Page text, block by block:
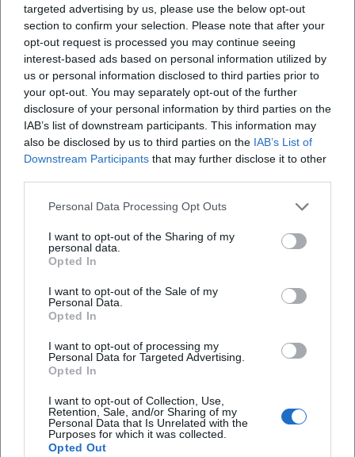
targeted advertising by us, please use the below opt-out
section to confirm your selection. Please note that after your
opt-out request is processed you may continue seeing
interest-based ads based on personal information utilized by
us or personal information disclosed to third parties prior to
your opt-out. You may separately opt-out of the further
disclosure of your personal information by third parties on the
IAB’s list of downstream participants. This information may
also be disclosed by us to third parties on the IAB’s List of
Downstream Participants that may further disclose it to other
Personal Data Processing Opt Outs
I want to opt-out of the Sharing of my
personal data.
Opted In
I want to opt-out of the Sale of my
Personal Data.
Opted In
I want to opt-out of processing my
Personal Data for Targeted Advertising.
Opted In
I want to opt-out of Collection, Use,
Retention, Sale, and/or Sharing of my
Personal Data that Is Unrelated with the
Purposes for which it was collected.
Opted Out
und welche Zahlungsmethoden gelten.
Barrierefreiheit: Beachten Sie Hinweise der
Veranstaltungsorte zu Zugang, Sitzplätzen
und Akustik.
Anreise: Planen Sie ÖPNV oder
Parkmöglichkeiten ein, insbesondere an
Wochenenden.
Respektvolles Miteinander: Während der
Performances leise sein, Applaus und
Reaktionen nach Textende.
Regionale Einbindung: Was am Bodensee in
Aussicht steht
Für Lindau ist in den kommenden Monaten
eine stärkere Vernetzung mit regionalen
Kulturreihen zu erwarten. Kooperationen mit
zusätzliche Bühnen eröffnen. Dadurch
werden mehr Slots für Newcomerinnen und